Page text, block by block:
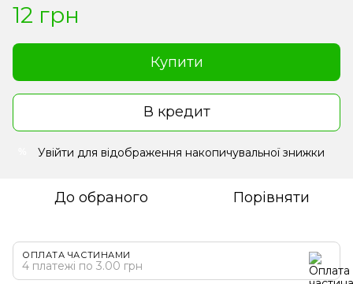
12 грн
Купити
В кредит
Увійти для відображення накопичувальної знижки
До обраного Порівняти
ОПЛАТА ЧАСТИНАМИ
4 платежі по 3.00 грн